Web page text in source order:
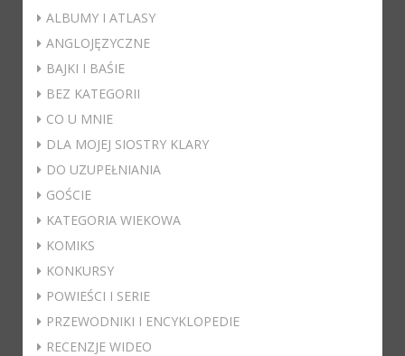
ALBUMY I ATLASY
ANGLOJĘZYCZNE
BAJKI I BAŚIE
BEZ KATEGORII
CO U MNIE
DLA MOJEJ SIOSTRY KLARY
DO UZUPEŁNIANIA
GOŚCIE
KATEGORIA WIEKOWA
KOMIKS
KONKURSY
POWIEŚCI I SERIE
PRZEWODNIKI I ENCYKLOPEDIE
RECENZJE WIDEO